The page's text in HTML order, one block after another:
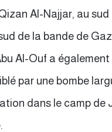
Al-Najjar, au sud
de la bande de
Al-Ouf a
par une bombe
dans le camp de